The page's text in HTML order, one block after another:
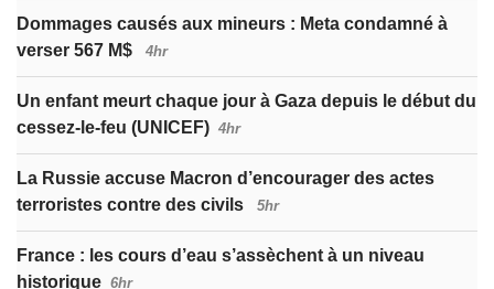
Dommages causés aux mineurs : Meta condamné à
verser 567 M$
4hr
Un enfant meurt chaque jour à Gaza depuis le début du
cessez-le-feu (UNICEF) 4hr
La Russie accuse Macron d’encourager des actes
terroristes contre des civils
5hr
France : les cours d’eau s’assèchent à un niveau
historique 6hr